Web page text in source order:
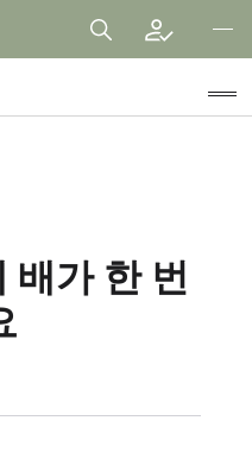
事)
배가 한 번